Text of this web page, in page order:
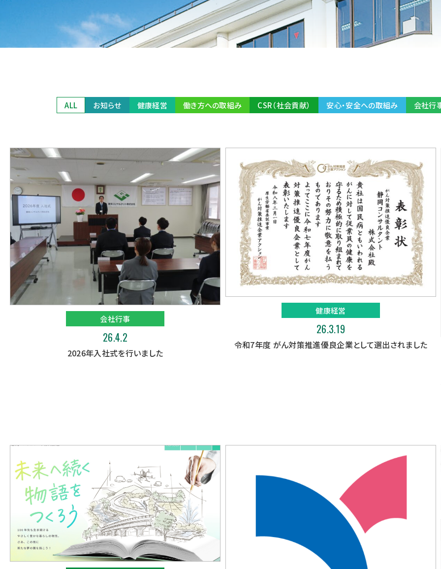
ALL お知らせ 健康経営 働き方への取組み CSR（社会貢献） 安心・安全への取組み 会社行
会社行事
26.4.2
2026年入社式を行いました
健康経営
26.3.19
令和7年度 がん対策推進優良企業として選出されました